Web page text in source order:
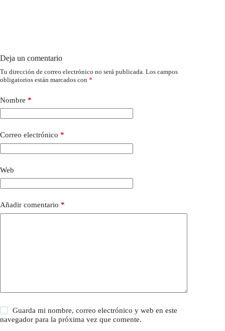
Deja un comentario
Tu dirección de correo electrónico no será publicada. Los campos
obligatorios están marcados con *
Nombre *
Correo electrónico *
Web
Añadir comentario *
Guarda mi nombre, correo electrónico y web en este
navegador para la próxima vez que comente.